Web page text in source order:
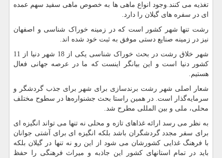
تغذیه می کنند.وجود انواع ماهی ها به خصوص ماهی سفید سهم عمده
ای در سفره های گیلان را دارد.
رشت تنها شهر کشور است که در زمینه خوراک شناسی و اصفهان
نیز در زمینه صنایع دستی موفق به ثبت خود شده اند.
شهر خلاق رشت در بحث خوراک شناسی یکی از 18 شهر دنیا از 11
کشور دنیا است و این بیانگر اینست که ما در عرصه جهانی فعال
هستیم.
شعار اصلی شهر رشت برندسازی برای شهر برای جذب گردشگر و
سرمایه‌گذار است. در همین راستا بحث جشنواره‌ها در سطوح مختلف
محلی، ملی و بین المللی مطرح شد.
به نظر می رسد ارائه غذاهای تازه و محلی نه تنها می تواند انگیزه ای
برای سفر مجدد گردشگران باشد بلکه انگیزه ای برای آشتی جوانان
با فرهنگ غذایی کشورشان می شود از این رو نه تنها در گیلان بلکه
باید در تمام استانهای کشور این جاذبه و میراث فرهنگی را حفظ